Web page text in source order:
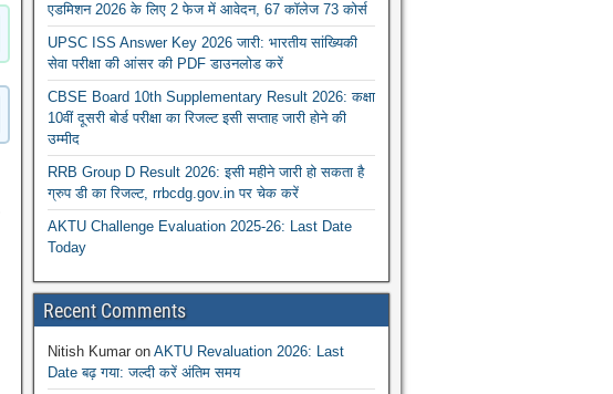
एडमिशन 2026 के लिए 2 फेज में आवेदन, 67 कॉलेज 73 कोर्स
UPSC ISS Answer Key 2026 जारी: भारतीय सांख्यिकी
सेवा परीक्षा की आंसर की PDF डाउनलोड करें
CBSE Board 10th Supplementary Result 2026: कक्षा
10वीं दूसरी बोर्ड परीक्षा का रिजल्ट इसी सप्ताह जारी होने की
उम्मीद
RRB Group D Result 2026: इसी महीने जारी हो सकता है
ग्रुप डी का रिजल्ट, rrbcdg.gov.in पर चेक करें
AKTU Challenge Evaluation 2025-26: Last Date
Today
Recent Comments
Nitish Kumaron AKTU Revaluation 2026: Last
Date बढ़ गया: जल्दी करें अंतिम समय